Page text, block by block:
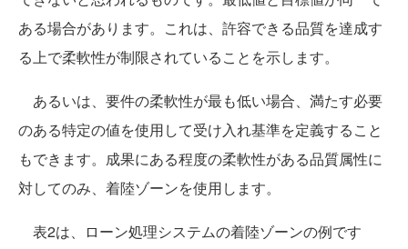
ある場合があります。これは、許容できる品質を達成す
る上で柔軟性が制限されていることを示します。
あるいは、要件の柔軟性が最も低い場合、満たす必要
のある特定の値を使用して受け入れ基準を定義すること
もできます。成果にある程度の柔軟性がある品質属性に
対してのみ、着陸ゾーンを使用します。
表2は、ローン処理システムの着陸ゾーンの例です